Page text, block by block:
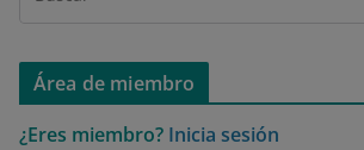
Área de miembro
¿Eres miembro? Inicia sesión
Rechazar cookies